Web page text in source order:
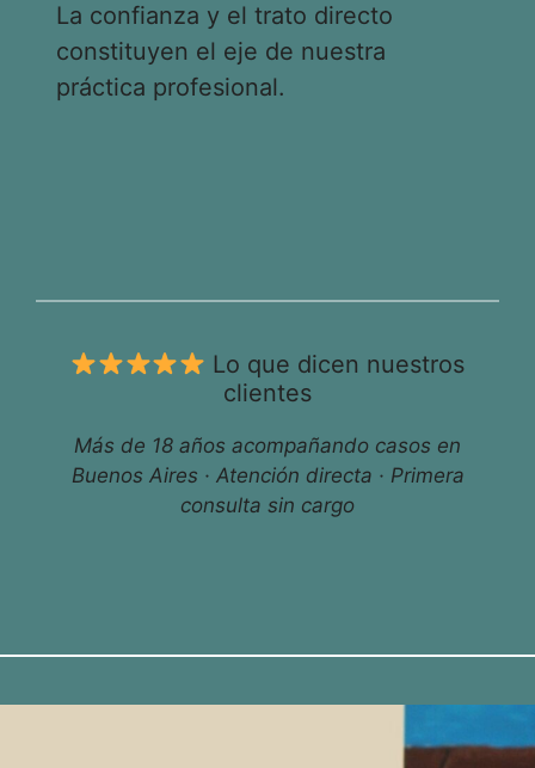
La confianza y el trato directo
constituyen el eje de nuestra
práctica profesional.
Lo que dicen nuestros
clientes
Más de 18 años acompañando casos en
Buenos Aires · Atención directa · Primera
consulta sin cargo